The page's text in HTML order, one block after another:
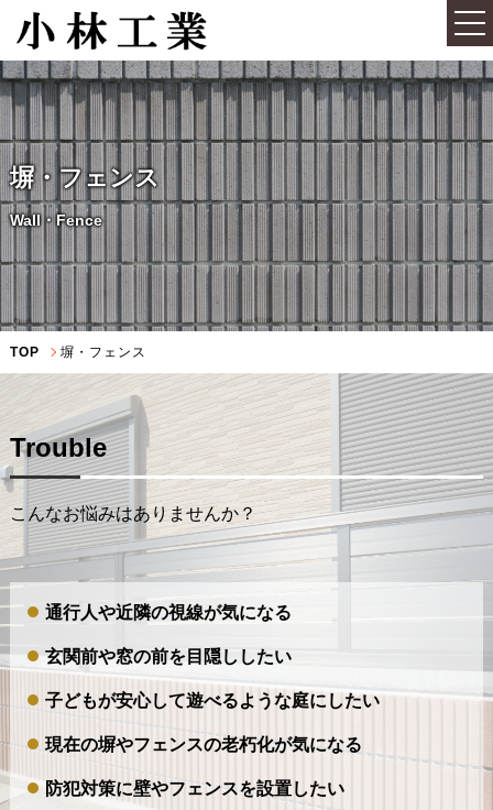
塀・フェンス
Wall・Fence
TOP 塀・フェンス
Trouble
こんなお悩みはありませんか？
通行人や近隣の視線が気になる
玄関前や窓の前を目隠ししたい
子どもが安心して遊べるような庭にしたい
現在の塀やフェンスの老朽化が気になる
防犯対策に壁やフェンスを設置したい